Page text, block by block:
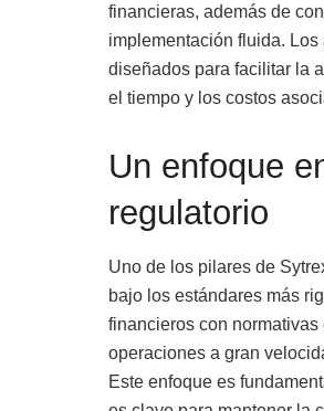
financieras, además de
implementación fluida.
diseñados para facilitar la
el tiempo y los costos
Un enfoque
regulatorio
Uno de los pilares de
bajo los estándares más
financieros con
operaciones a gran
Este enfoque es